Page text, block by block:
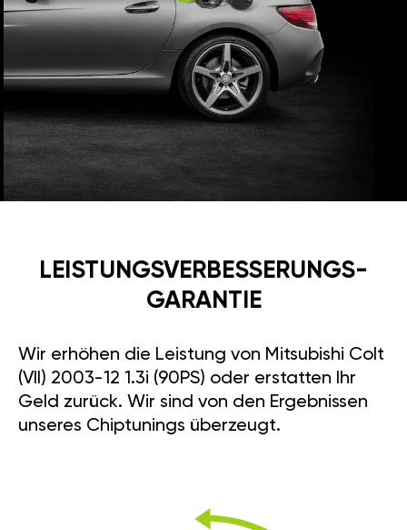
LEISTUNGSVERBESSE­RUNGS­
GARANTIE
Wir erhöhen die Leistung von Mitsubishi Colt
(VII) 2003-12 1.3i (90PS) oder erstatten Ihr
Geld zurück. Wir sind von den Ergebnissen
unseres Chiptunings überzeugt.